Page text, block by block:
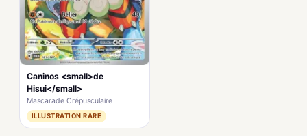
Caninos <small>de
Hisui</small>
Mascarade Crépusculaire
ILLUSTRATION RARE